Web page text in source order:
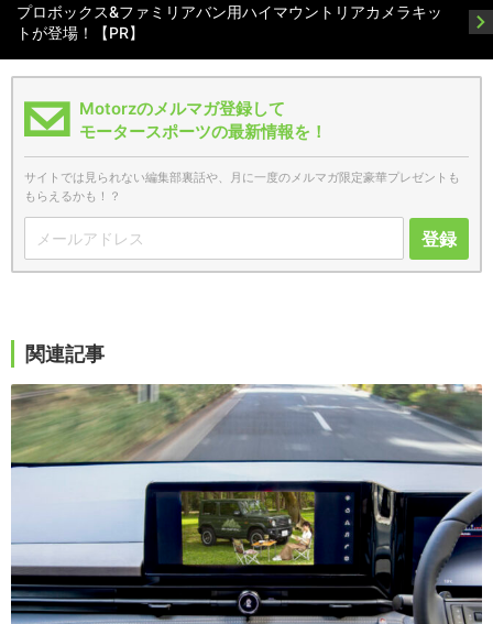
プロボックス&ファミリアバン用ハイマウントリアカメラキッ
トが登場！【PR】
Motorzのメルマガ登録して
モータースポーツの最新情報を！
サイトでは見られない編集部裏話や、月に一度のメルマガ限定豪華プレゼントも
もらえるかも！？
登録
関連記事